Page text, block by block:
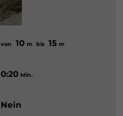
von 10 m bis 15 m
0:20 Min.
Nein